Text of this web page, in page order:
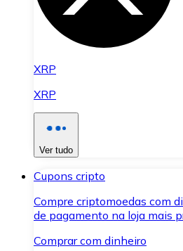
XRP
XRP
Ver tudo
Cupons cripto
Compre criptomoedas com
de pagamento na loja mais
Comprar com dinheiro